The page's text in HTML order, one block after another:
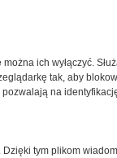
ich wyłączyć.
tak, aby
na
tym plikom